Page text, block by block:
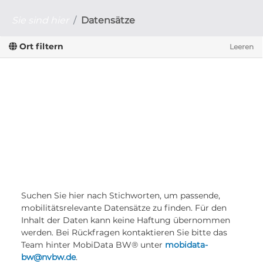
Datensätze
Ort filtern Leeren
Suchen Sie hier nach Stichworten, um passende,
mobilitätsrelevante Datensätze zu finden. Für den
Inhalt der Daten kann keine Haftung übernommen
werden. Bei Rückfragen kontaktieren Sie bitte das
Team hinter MobiData BW® unter mobidata-
bw@nvbw.de.